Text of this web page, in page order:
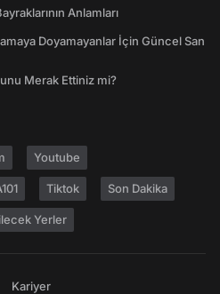
Anlamları
Doyamayanlar İçin Güncel San
Merak Ettiniz mi?
Youtube
Tiktok Son Dakika
Yerler
Kariyer